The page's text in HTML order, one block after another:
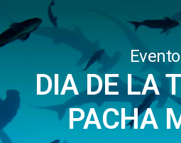
DIA DE LA
PACHA